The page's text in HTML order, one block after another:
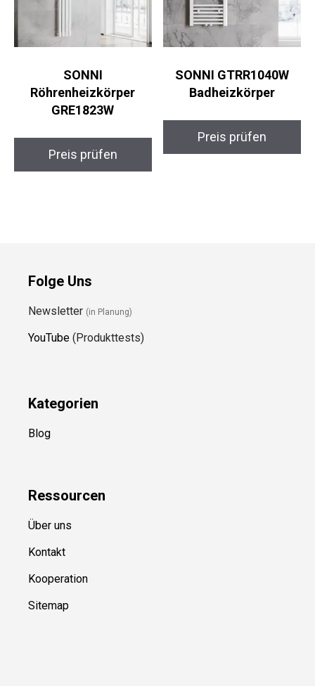
SONNI
Röhrenheizkörper
GRE1823W
Preis prüfen
SONNI GTRR1040W
Badheizkörper
Preis prüfen
Folge Uns
Newsletter (in Planung)
YouTube (Produkttests)
Kategorien
Blog
Ressourcen
Über uns
Kontakt
Kooperation
Sitemap